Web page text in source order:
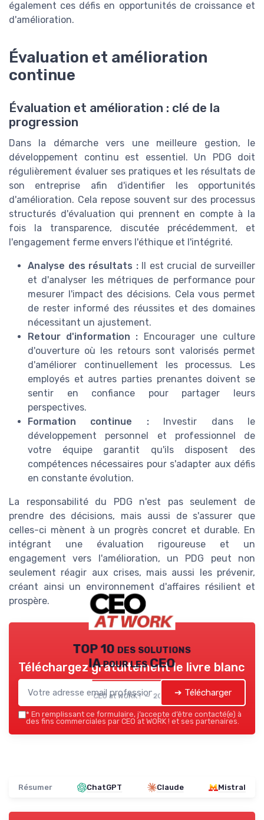
également ces défis en opportunités de croissance et
d'amélioration.
Évaluation et amélioration
continue
Évaluation et amélioration : clé de la
progression
Dans la démarche vers une meilleure gestion, le
développement continu est essentiel. Un PDG doit
régulièrement évaluer ses pratiques et les résultats de
son entreprise afin d'identifier les opportunités
d'amélioration. Cela repose souvent sur des processus
structurés d'évaluation qui prennent en compte à la
fois la transparence, discutée précédemment, et
l'engagement ferme envers l'éthique et l'intégrité.
Analyse des résultats :Il est crucial de surveiller
et d'analyser les métriques de performance pour
mesurer l'impact des décisions. Cela vous permet
de rester informé des réussites et des domaines
nécessitant un ajustement.
Retour d'information : Encourager une culture
d'ouverture où les retours sont valorisés permet
d'améliorer continuellement les processus. Les
employés et autres parties prenantes doivent se
sentir en confiance pour partager leurs
perspectives.
Formation continue :Investir dans le
développement personnel et professionnel de
votre équipe garantit qu'ils disposent des
compétences nécessaires pour s'adapter aux défis
en constante évolution.
La responsabilité du PDG n'est pas seulement de
prendre des décisions, mais aussi de s'assurer que
celles-ci mènent à un progrès concret et durable. En
intégrant une évaluation rigoureuse et un
engagement vers l'amélioration, un PDG peut non
seulement réagir aux crises, mais aussi les prévenir,
créant ainsi un environnement d'affaires résilient et
prospère.
TOP 10 des solutions
IA pour les CEO
CEO at WORK ! — 2026
Téléchargez gratuitement le livre blanc
➔ Télécharger
* En remplissant ce formulaire, j’accepte d’être contacté(e) à
des fins commerciales par CEO at WORK ! et ses partenaires.
Résumer ChatGPT Claude Mistral